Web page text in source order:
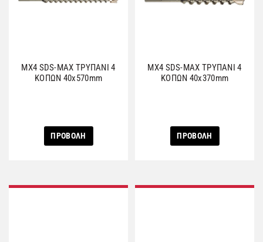
MX4 SDS-MAX ΤΡΥΠΑΝΙ 4
ΚΟΠΩΝ 40x570mm
ΠΡΟΒΟΛΗ
MX4 SDS-MAX ΤΡΥΠΑΝΙ 4
ΚΟΠΩΝ 40x370mm
ΠΡΟΒΟΛΗ